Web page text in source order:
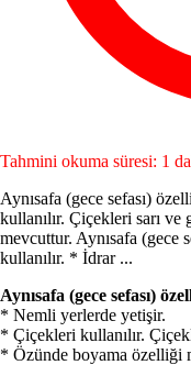
Tahmini okuma süresi: 1
Aynısafa (gece sefası)
kullanılır. Çiçekleri sarı
mevcuttur. Aynısafa (gece
kullanılır. * İdrar ...
Aynısafa (gece sefası)
* Nemli yerlerde yetişir.
* Çiçekleri kullanılır.
* Özünde boyama özelliği